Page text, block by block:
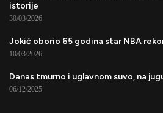
istorije
30/03/2026
Jokić oborio 65 godina star NBA
10/03/2026
Danas tmurno i uglavnom suvo, na
06/12/2025